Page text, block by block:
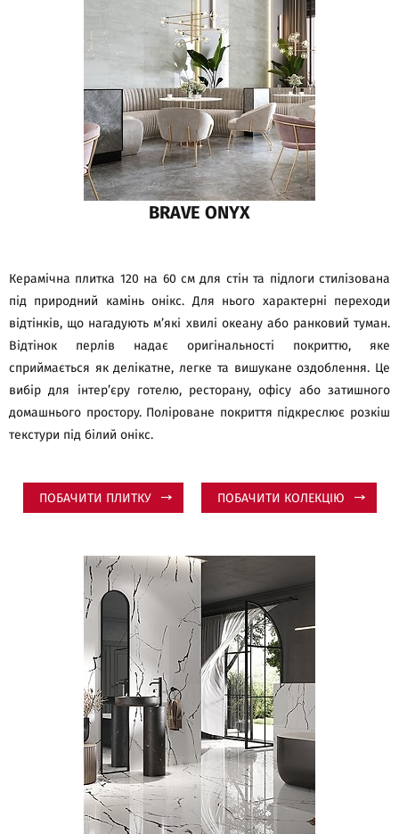
BRAVE ONYX
Керамічна плитка 120 на 60 см для стін та підлоги стилізована
під природний камінь онікс. Для нього характерні переходи
відтінків, що нагадують м’які хвилі океану або ранковий туман.
Відтінок перлів надає оригінальності покриттю, яке
сприймається як делікатне, легке та вишукане оздоблення. Це
вибір для інтер’єру готелю, ресторану, офісу або затишного
домашнього простору. Поліроване покриття підкреслює розкіш
текстури під білий онікс.
ПОБАЧИТИ ПЛИТКУ ПОБАЧИТИ КОЛЕКЦІЮ